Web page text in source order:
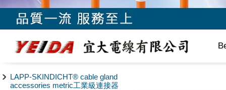
LAPP-SKINDICHT® cable gland
accessories metric工業級連接器